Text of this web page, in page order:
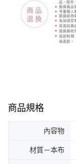
商品規格
內容物
材質－本布